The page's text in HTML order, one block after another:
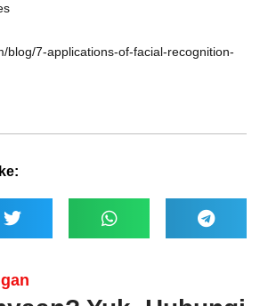
blog/7-applications-of-facial-recognition-